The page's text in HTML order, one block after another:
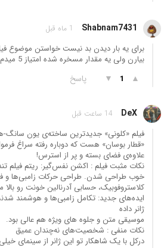
Shabnam7431 1 ماه قبل
برای یه بار دیدن بد نیست خواستن موضوع
بیارن ولی یه مقدار مسخره شده امتیاز 5 میدم
▲
1
▼ پاسخ
DeX 14 ساعت قبل
فیلم «کلونی» جدیدترین ساخته‌ی یون سانگ-
«قطار بوسان» هست که دوباره رفته سراغ
علاوه‌ی فضای بسته و پر از استرس!
نکات مثبت فیلم : اکشن نفس‌گیر: ریتم فیلم
خوب طراحی شدن. طراحی حرکات زامبی‌ها و
کلاستروفوبیک، حسابی آدرنالین خونت رو بالا
ایده‌های جدید: تکامل زامبی‌ها و هوشمند
ژانر داده
موسیقی متن و جلوه های ویژه هم عالی بود.
نکات منفی : شخصیت‌های نه‌چندان عمیق
درکل با یک شاهکار تو این ژانر از سینمای